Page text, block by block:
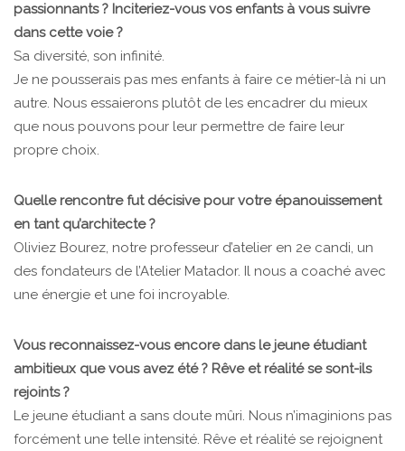
passionnants ? Inciteriez-vous vos enfants à vous suivre
dans cette voie ?
Sa diversité, son infinité.
Je ne pousserais pas mes enfants à faire ce métier-là ni un
autre. Nous essaierons plutôt de les encadrer du mieux
que nous pouvons pour leur permettre de faire leur
propre choix.
Quelle rencontre fut décisive pour votre épanouissement
en tant qu’architecte ?
Oliviez Bourez, notre professeur d’atelier en 2e candi, un
des fondateurs de l’Atelier Matador. Il nous a coaché avec
une énergie et une foi incroyable.
Vous reconnaissez-vous encore dans le jeune étudiant
ambitieux que vous avez été ? Rêve et réalité se sont-ils
rejoints ?
Le jeune étudiant a sans doute mûri. Nous n’imaginions pas
forcément une telle intensité. Rêve et réalité se rejoignent